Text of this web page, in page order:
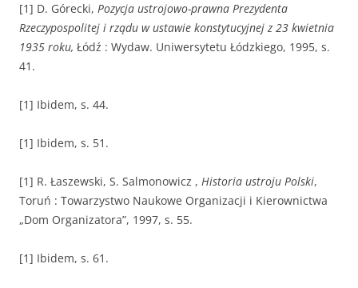
[1] D. Górecki, Pozycja ustrojowo-prawna Prezydenta
Rzeczypospolitej i rządu w ustawie konstytucyjnej z 23 kwietnia
1935 roku, Łódź : Wydaw. Uniwersytetu Łódzkiego, 1995, s.
41.
[1] Ibidem, s. 44.
[1] Ibidem, s. 51.
[1] R. Łaszewski, S. Salmonowicz , Historia ustroju Polski,
Toruń : Towarzystwo Naukowe Organizacji i Kierownictwa
„Dom Organizatora”, 1997, s. 55.
[1] Ibidem, s. 61.